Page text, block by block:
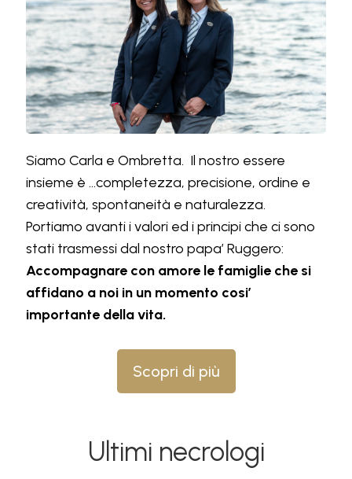
Siamo Carla e Ombretta. Il nostro essere
insieme è ...completezza, precisione, ordine e
creatività, spontaneità e naturalezza.
Portiamo avanti i valori ed i principi che ci sono
stati trasmessi dal nostro papa’ Ruggero:
Accompagnare con amore le famiglie che si
affidano a noi in un momento cosi’
importante della vita.
Scopri di più
Ultimi necrologi